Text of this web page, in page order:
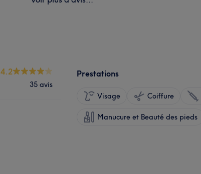
4.2
35 avis
Prestations
Visage Coiffure
Manucure et Beauté des pieds